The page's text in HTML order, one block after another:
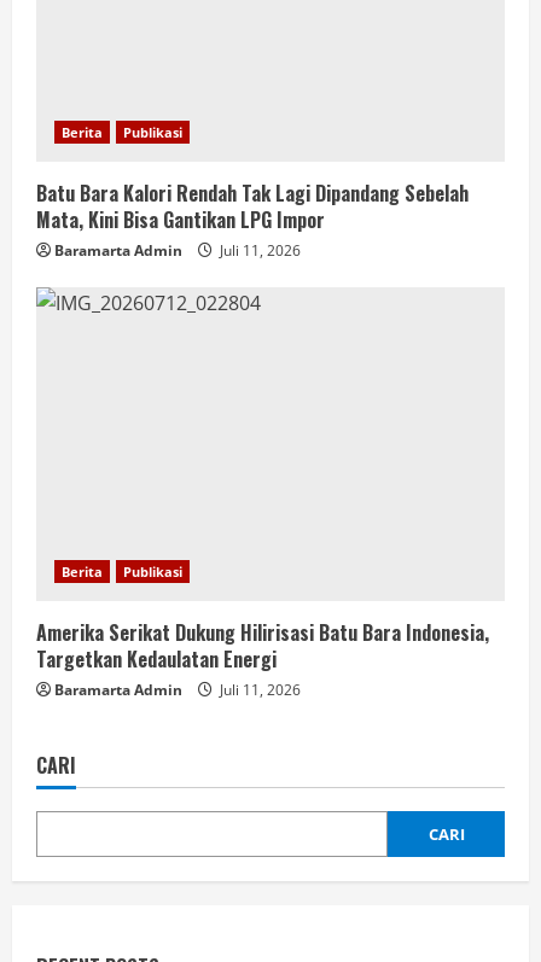
Berita Publikasi
Batu Bara Kalori Rendah Tak Lagi Dipandang Sebelah
Mata, Kini Bisa Gantikan LPG Impor
Baramarta Admin Juli 11, 2026
Berita Publikasi
Amerika Serikat Dukung Hilirisasi Batu Bara Indonesia,
Targetkan Kedaulatan Energi
Baramarta Admin Juli 11, 2026
CARI
CARI